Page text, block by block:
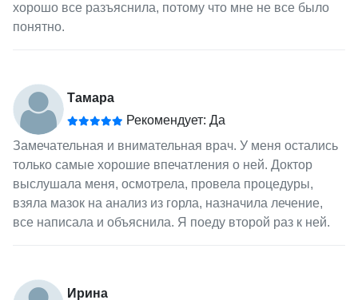
хорошо все разъяснила, потому что мне не все было
понятно.
Тамара
Рекомендует: Да
Замечательная и внимательная врач. У меня остались
только самые хорошие впечатления о ней. Доктор
выслушала меня, осмотрела, провела процедуры,
взяла мазок на анализ из горла, назначила лечение,
все написала и объяснила. Я поеду второй раз к ней.
Ирина